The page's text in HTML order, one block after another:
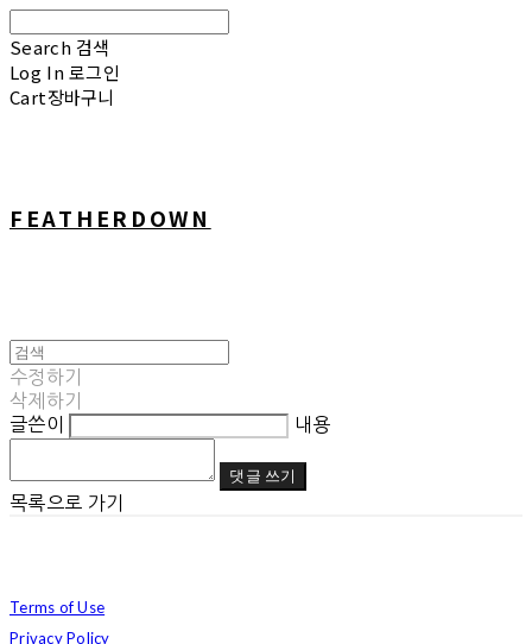
Search 검색
Log In 로그인
Cart장바구니
FEATHERDOWN
수정하기
삭제하기
글쓴이
내용
댓글 쓰기
목록으로 가기
Terms of Use
Privacy Policy